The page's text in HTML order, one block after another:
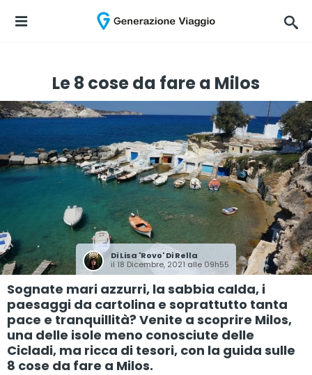
Le 8 cose da fare a Milos
DiLisa 'Rovo' Di Rella
il 18 Dicembre, 2021 alle 09h55
Sognate mari azzurri, la sabbia calda, i
paesaggi da cartolina e soprattutto tanta
pace e tranquillità? Venite a scoprire Milos,
una delle isole meno conosciute delle
Cicladi, ma ricca di tesori, con la guida sulle
8 cose da fare a Milos.